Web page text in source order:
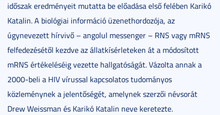
időszak eredményeit mutatta be előadása első felében Karikó
Katalin. A biológiai információ üzenethordozója, az
úgynevezett hírvivő – angolul messenger – RNS vagy mRNS
felfedezésétől kezdve az állatkísérleteken át a módosított
mRNS értékeléséig vezette hallgatóságát. Vázolta annak a
2000-beli a HIV vírussal kapcsolatos tudományos
közleménynek a jelentőségét, amelynek szerzői névsorát
Drew Weissman és Karikó Katalin neve keretezte.